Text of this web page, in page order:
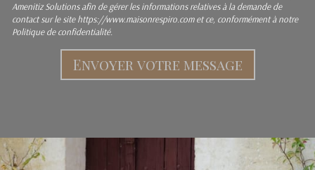
Amenitiz Solutions afin de gérer les informations relatives à la demande de
contact sur le site https://www.maisonrespiro.com et ce, conformément à notre
Politique de confidentialité.